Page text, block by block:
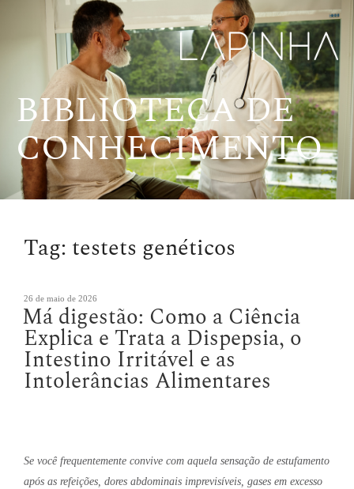
BIBLIOTECA DE
CONHECIMENTO
Tag: testets genéticos
Publicado
em
26 de maio de 2026
Má digestão: Como a Ciência
Explica e Trata a Dispepsia, o
Intestino Irritável e as
Intolerâncias Alimentares
Se você frequentemente convive com aquela sensação de estufamento
após as refeições, dores abdominais imprevisíveis, gases em excesso